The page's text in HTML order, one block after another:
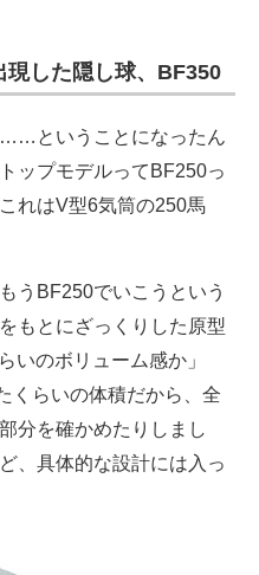
現した隠し球、BF350
ということになったん
ップモデルってBF250っ
れはV型6気筒の250馬
うBF250でいこうという
もとにざっくりした原型
いのボリューム感か」
くらいの体積だから、全
分を確かめたりしまし
、具体的な設計には入っ